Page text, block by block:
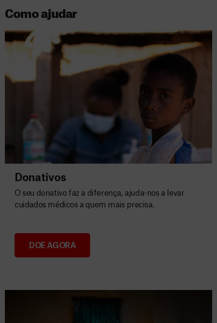
Como ajudar
Donativos
Donativos
O seu donativo faz a diferença, ajuda-nos a levar
cuidados médicos a quem mais precisa.
DOE AGORA